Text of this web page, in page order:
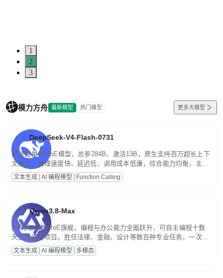
1
2
3
模力方舟 最新模型 热门模型 更多大模型
DeepSeek-V4-Flash-0731
高效轻量化MoE模型，总参284B，激活13B，原生支持百万超长上下
文能力。推理速度快、延迟低、调用成本低廉，综合能力均衡，主打
高并发、轻量化任务，适合日常对话、内容创作、基础 RAG、批量
文案处理等普惠刚需场景。
文本生成 AI 编程模型 Function Calling
Qwen3.8-Max
2.4万亿参数MoE旗舰，编程与办公能力全面跃升，可自主编程十数
天交付完整项目。胜任法律、金融、设计等数百种专业任务，一次对
话端到端交付生产级成果。原生视觉理解贯穿规划、执行与验证全流
程，支持超长文档与长视频的深度语义解析。长程任务中自主规划与
文本生成 AI 编程模型 多模态